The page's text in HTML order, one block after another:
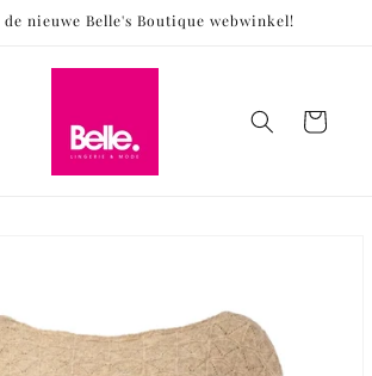
de nieuwe Belle's Boutique webwinkel!
Winkelwagen